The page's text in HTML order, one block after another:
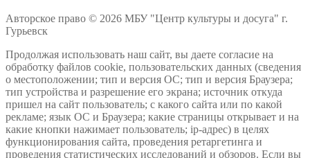
Авторское право © 2026 МБУ "Центр культуры и досуга" г.
Гурьевск
Продолжая использовать наш сайт, вы даете согласие на
обработку файлов cookie, пользовательских данных (сведения
о местоположении; тип и версия ОС; тип и версия Браузера;
тип устройства и разрешение его экрана; источник откуда
пришел на сайт пользователь; с какого сайта или по какой
рекламе; язык ОС и Браузера; какие страницы открывает и на
какие кнопки нажимает пользователь; ip-адрес) в целях
функционирования сайта, проведения ретаргетинга и
проведения статистических исследований и обзоров. Если вы